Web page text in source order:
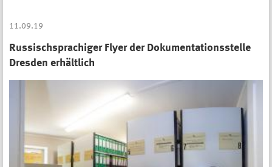
11.09.19
Russischsprachiger Flyer der Dokumentationsstelle
Dresden erhältlich